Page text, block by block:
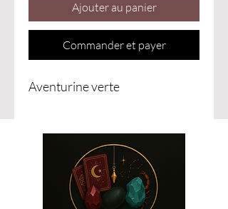
Ajouter au panier
Commander et payer
Aventurine verte